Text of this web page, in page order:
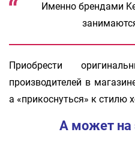
Именно брендами
Приобрести
производителей в
а «прикоснуться» к стилю
А может на